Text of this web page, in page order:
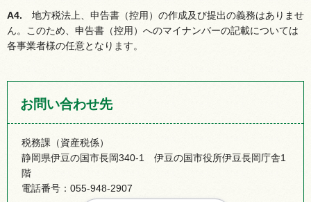
A4. 地方税法上、申告書（控用）の作成及び提出の義務はありませ
ん。このため、申告書（控用）へのマイナンバーの記載については
各事業者様の任意となります。
お問い合わせ先
税務課（資産税係）
静岡県伊豆の国市長岡340-1 伊豆の国市役所伊豆長岡庁舎1
階
電話番号：055-948-2907